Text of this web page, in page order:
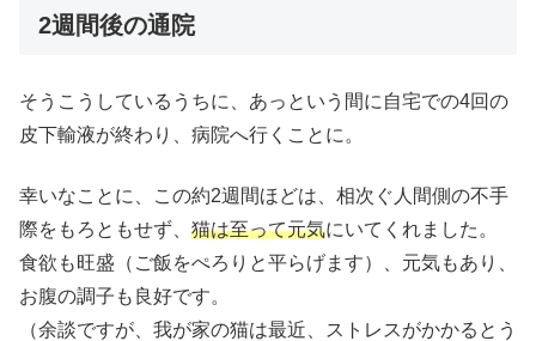
2週間後の通院
そうこうしているうちに、あっという間に自宅での4回の
皮下輸液が終わり、病院へ行くことに。
幸いなことに、この約2週間ほどは、相次ぐ人間側の不手
際をもろともせず、 猫は至って元気にいてくれました。
食欲も旺盛（ご飯をぺろりと平らげます）、元気もあり、
お腹の調子も良好です。
（余談ですが、我が家の猫は最近、ストレスがかかるとう